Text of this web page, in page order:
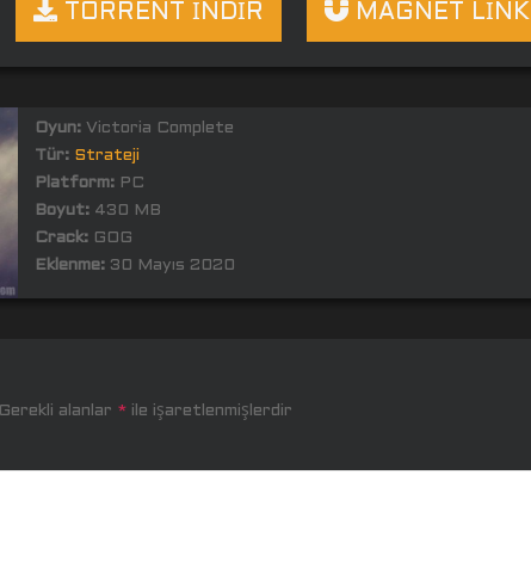
MAGNET LİNK
TORRENT İNDİR
Oyun:Victoria Complete
Tür: Strateji
Platform:PC
Boyut:430 MB
Crack:GOG
Eklenme:30 Mayıs 2020
Gerekli alanlar * ile işaretlenmişlerdir